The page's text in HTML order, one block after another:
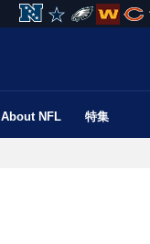
About NFL 特集